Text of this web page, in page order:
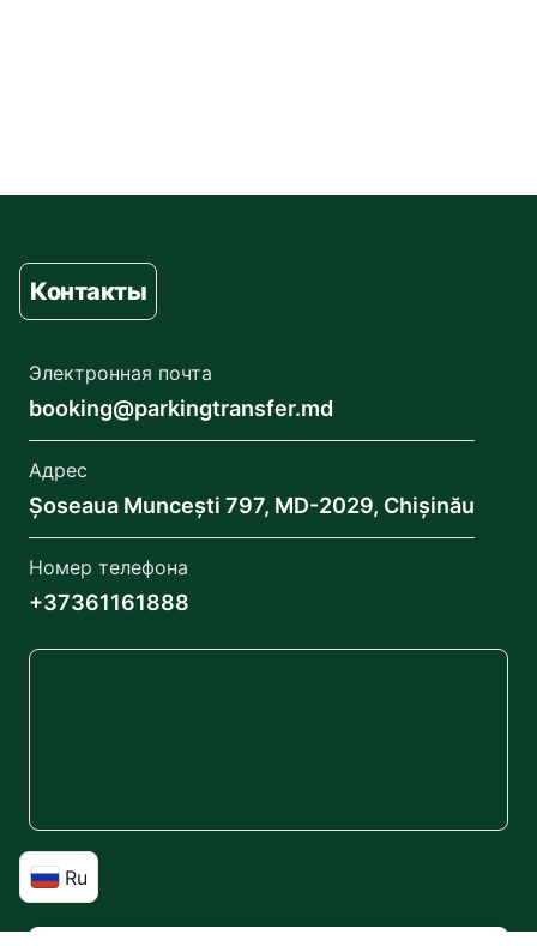
Ru
Контакты
Электронная почта
booking@parkingtransfer.md
Адрес
Șoseaua Muncești 797, MD-2029, Chișinău
Номер телефона
+37361161888